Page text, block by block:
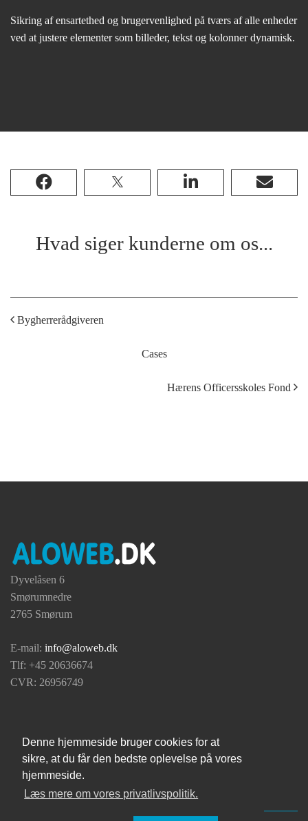
Denne hjemmeside bruger cookies for at
sikre, at du får den bedste oplevelse på vores
hjemmeside.
Læs mere om vores privatlivspolitik.
Sikring af ensartethed og brugervenlighed på tværs af alle enheder
ved at justere elementer som billeder, tekst og kolonner dynamisk.
Hvad siger kunderne om os...
Bygherrerådgiveren
Cases
Hærens Officersskoles Fond
Dyvelåsen 6
Smørumnedre
2765 Smørum
E-mail: info@aloweb.dk
Tlf: +45 20636674
CVR: 26956749
ConcreteCMS lancerer ver. 9.4.8
En udgivelse med fokus på forbedret…